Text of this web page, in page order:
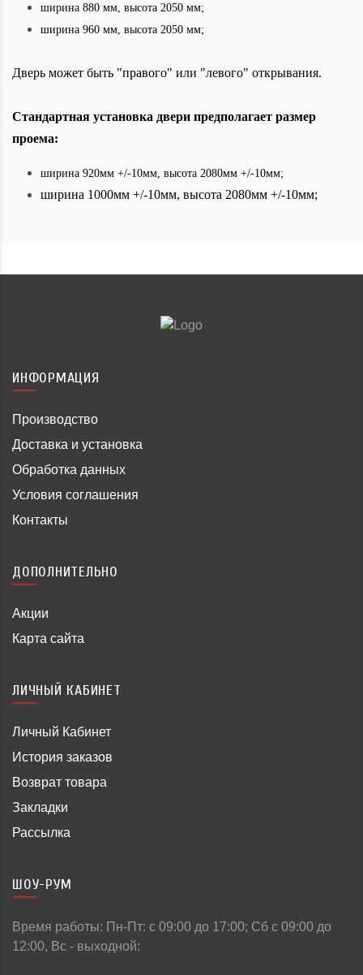
ширина 880 мм, высота 2050 мм;
ширина 960 мм, высота 2050 мм;
Дверь может быть "правого" или "левого" открывания.
Стандартная установка двери предполагает размер
проема:
ширина 920мм +/-10мм, высота 2080мм +/-10мм;
ширина 1000мм +/-10мм, высота 2080мм +/-10мм;
ИНФОРМАЦИЯ
Производство
Доставка и установка
Обработка данных
Условия соглашения
Контакты
ДОПОЛНИТЕЛЬНО
Акции
Карта сайта
ЛИЧНЫЙ КАБИНЕТ
Личный Кабинет
История заказов
Возврат товара
Закладки
Рассылка
ШОУ-РУМ
Время работы: Пн-Пт: c 09:00 до 17:00; Сб с 09:00 до
12:00, Вс - выходной: